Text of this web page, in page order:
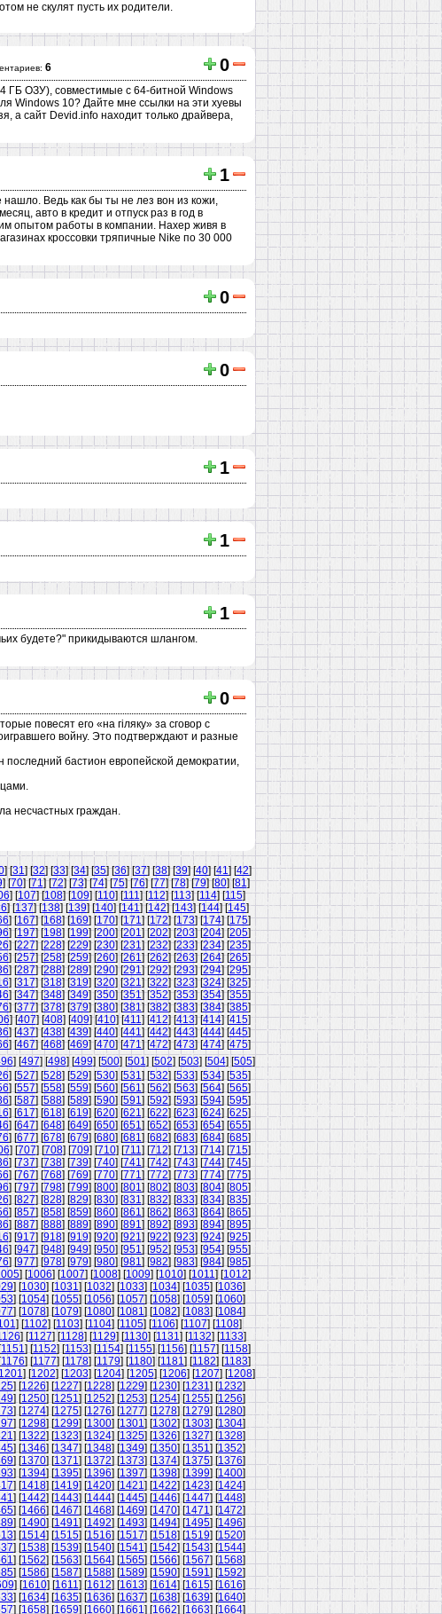
не скулят пусть их родители.
6 0
ГБ ОЗУ), совместимые с 64-битной Windows
Windows 10? Дайте мне ссылки на эти хуевы
а сайт Devid.info находит только драйвера,
1
Ведь как бы ты не лез вон из кожи,
авто в кредит и отпуск раз в год в
опытом работы в компании. Нахер живя в
кроссовки тряпичные Nike по 30 000
0
0
1
1
1
будете?" прикидываются шлангом.
0
повесят его «на гiляку» за сговор с
войну. Это подтверждают и разные
последний бастион европейской демократии,
несчастных граждан.
] [31] [32] [33] [34] [35] [36] [37] [38] [39] [40] [41] [42]
] [70] [71] [72] [73] [74] [75] [76] [77] [78] [79] [80] [81]
] [107] [108] [109] [110] [111] [112] [113] [114] [115]
] [137] [138] [139] [140] [141] [142] [143] [144] [145]
] [167] [168] [169] [170] [171] [172] [173] [174] [175]
] [197] [198] [199] [200] [201] [202] [203] [204] [205]
] [227] [228] [229] [230] [231] [232] [233] [234] [235]
] [257] [258] [259] [260] [261] [262] [263] [264] [265]
] [287] [288] [289] [290] [291] [292] [293] [294] [295]
] [317] [318] [319] [320] [321] [322] [323] [324] [325]
] [347] [348] [349] [350] [351] [352] [353] [354] [355]
] [377] [378] [379] [380] [381] [382] [383] [384] [385]
] [407] [408] [409] [410] [411] [412] [413] [414] [415]
] [437] [438] [439] [440] [441] [442] [443] [444] [445]
] [467] [468] [469] [470] [471] [472] [473] [474] [475]
] [497] [498] [499] [500] [501] [502] [503] [504] [505]
] [527] [528] [529] [530] [531] [532] [533] [534] [535]
] [557] [558] [559] [560] [561] [562] [563] [564] [565]
] [587] [588] [589] [590] [591] [592] [593] [594] [595]
] [617] [618] [619] [620] [621] [622] [623] [624] [625]
] [647] [648] [649] [650] [651] [652] [653] [654] [655]
] [677] [678] [679] [680] [681] [682] [683] [684] [685]
] [707] [708] [709] [710] [711] [712] [713] [714] [715]
] [737] [738] [739] [740] [741] [742] [743] [744] [745]
] [767] [768] [769] [770] [771] [772] [773] [774] [775]
] [797] [798] [799] [800] [801] [802] [803] [804] [805]
] [827] [828] [829] [830] [831] [832] [833] [834] [835]
] [857] [858] [859] [860] [861] [862] [863] [864] [865]
] [887] [888] [889] [890] [891] [892] [893] [894] [895]
] [917] [918] [919] [920] [921] [922] [923] [924] [925]
] [947] [948] [949] [950] [951] [952] [953] [954] [955]
] [977] [978] [979] [980] [981] [982] [983] [984] [985]
] [1006] [1007] [1008] [1009] [1010] [1011] [1012]
] [1030] [1031] [1032] [1033] [1034] [1035] [1036]
] [1054] [1055] [1056] [1057] [1058] [1059] [1060]
] [1078] [1079] [1080] [1081] [1082] [1083] [1084]
] [1102] [1103] [1104] [1105] [1106] [1107] [1108]
] [1127] [1128] [1129] [1130] [1131] [1132] [1133]
1151] [1152] [1153] [1154] [1155] [1156] [1157] [1158]
1176] [1177] [1178] [1179] [1180] [1181] [1182] [1183]
] [1202] [1203] [1204] [1205] [1206] [1207] [1208]
] [1226] [1227] [1228] [1229] [1230] [1231] [1232]
] [1250] [1251] [1252] [1253] [1254] [1255] [1256]
] [1274] [1275] [1276] [1277] [1278] [1279] [1280]
] [1298] [1299] [1300] [1301] [1302] [1303] [1304]
] [1322] [1323] [1324] [1325] [1326] [1327] [1328]
] [1346] [1347] [1348] [1349] [1350] [1351] [1352]
] [1370] [1371] [1372] [1373] [1374] [1375] [1376]
] [1394] [1395] [1396] [1397] [1398] [1399] [1400]
] [1418] [1419] [1420] [1421] [1422] [1423] [1424]
] [1442] [1443] [1444] [1445] [1446] [1447] [1448]
] [1466] [1467] [1468] [1469] [1470] [1471] [1472]
] [1490] [1491] [1492] [1493] [1494] [1495] [1496]
] [1514] [1515] [1516] [1517] [1518] [1519] [1520]
] [1538] [1539] [1540] [1541] [1542] [1543] [1544]
] [1562] [1563] [1564] [1565] [1566] [1567] [1568]
] [1586] [1587] [1588] [1589] [1590] [1591] [1592]
] [1610] [1611] [1612] [1613] [1614] [1615] [1616]
] [1634] [1635] [1636] [1637] [1638] [1639] [1640]
] [1658] [1659] [1660] [1661] [1662] [1663] [1664]